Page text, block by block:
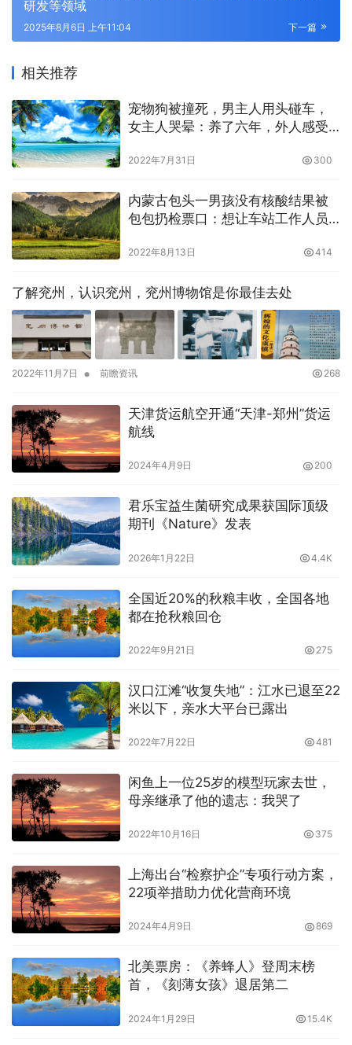
研发等领域
下一篇
2025年8月6日 上午11:04
相关推荐
宠物狗被撞死，男主人用头碰车，
女主人哭晕：养了六年，外人感受
2022年7月31日 300
内蒙古包头一男孩没有核酸结果被
包包扔检票口：想让车站工作人员
2022年8月13日 414
了解兖州，认识兖州，兖州博物馆是你最佳去处
2022年11月7日 • 前瞻资讯 268
天津货运航空开通“天津-郑州”货运
航线
2024年4月9日 200
君乐宝益生菌研究成果获国际顶级
期刊《Nature》发表
2026年1月22日 4.4K
全国近20%的秋粮丰收，全国各地
都在抢秋粮回仓
2022年9月21日 275
汉口江滩“收复失地”：江水已退至22
米以下，亲水大平台已露出
2022年7月22日 481
闲鱼上一位25岁的模型玩家去世，
母亲继承了他的遗志：我哭了
2022年10月16日 375
上海出台“检察护企”专项行动方案，
22项举措助力优化营商环境
2024年4月9日 869
北美票房：《养蜂人》登周末榜
首，《刻薄女孩》退居第二
2024年1月29日 15.4K